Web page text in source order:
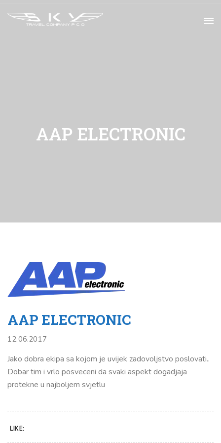
AAP ELECTRONIC
AAP ELECTRONIC
12.06.2017
Jako dobra ekipa sa kojom je uvijek zadovoljstvo poslovati..
Dobar tim i vrlo posveceni da svaki aspekt dogadjaja
protekne u najboljem svjetlu
LIKE: